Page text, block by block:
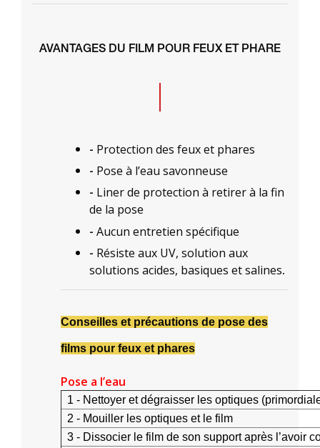
AVANTAGES DU FILM POUR FEUX ET PHARE
- Protection des feux et phares
- Pose à l’eau savonneuse
- Liner de protection à retirer à la fin
de la pose
- Aucun entretien spécifique
- Résiste aux UV, solution aux
solutions acides, basiques et salines.
Conseilles et précautions de pose des
films pour feux et phares
Pose a l’eau
1 - Nettoyer et dégraisser les optiques
2 - Mouiller les optiques et le film
3 - Dissocier le film de son support après l’avoir